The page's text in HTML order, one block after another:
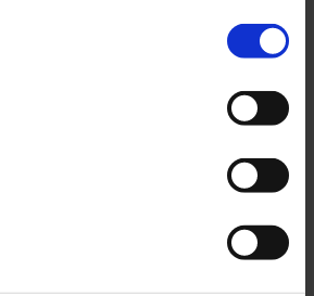
yllätyksiä myyntiprosessin
nettotuottojen välisen eron
Jos kiinteistösi myydään 400 000
voivat nousta 20 000–32
368 000–380 000 euroa
laskelma vaikuttaa